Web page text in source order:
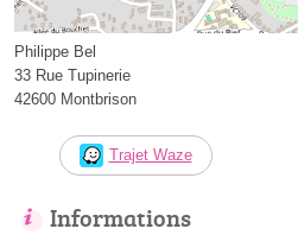
Philippe Bel
33 Rue Tupinerie
42600 Montbrison
Trajet Waze
Informations